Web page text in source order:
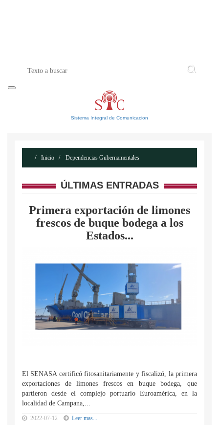
Sistema Integral de Comunicacion
Inicio Dependencias Gubernamentales
ÚLTIMAS ENTRADAS
Primera exportación de limones
frescos de buque bodega a los
Estados...
El SENASA certificó fitosanitariamente y fiscalizó, la primera
exportaciones de limones frescos en buque bodega, que
partieron desde el complejo portuario Euroamérica, en la
localidad de Campana,...
2022-07-12 Leer mas...